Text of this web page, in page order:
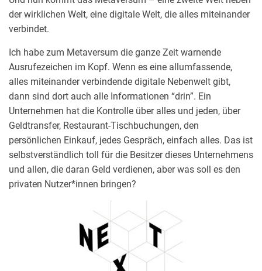
BRANDREVIER
DIE KULTUR DES
REPARIERENS
15. OKTOBER 2025
BEITRAG
DIE 15-MINUTEN-STADT
24. APRIL 2025
BEITRAG
KREISLAUFWIRTSCHAFT
der wirklichen Welt, eine digitale Welt, die alles miteinander
verbindet.
Ich habe zum Metaversum die ganze Zeit warnende
Ausrufezeichen im Kopf. Wenn es eine allumfassende,
alles miteinander verbindende digitale Nebenwelt gibt,
dann sind dort auch alle Informationen “drin”. Ein
Unternehmen hat die Kontrolle über alles und jeden, über
Geldtransfer, Restaurant-Tischbuchungen, den
persönlichen Einkauf, jedes Gespräch, einfach alles. Das ist
selbstverständlich toll für die Besitzer dieses Unternehmens
und allen, die daran Geld verdienen, aber was soll es den
privaten Nutzer*innen bringen?